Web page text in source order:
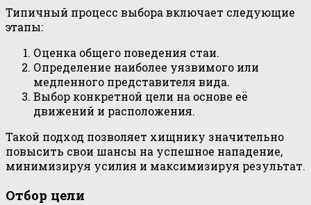
Типичный процесс выбора включает следующие
этапы:
Оценка общего поведения стаи.
Определение наиболее уязвимого или
медленного представителя вида.
Выбор конкретной цели на основе её
движений и расположения.
Такой подход позволяет хищнику значительно
повысить свои шансы на успешное нападение,
минимизируя усилия и максимизируя результат.
Отбор цели